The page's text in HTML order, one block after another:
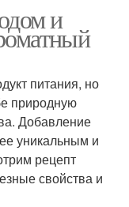
и
питания, но
природную
Добавление
уникальным и
рецепт
свойства и